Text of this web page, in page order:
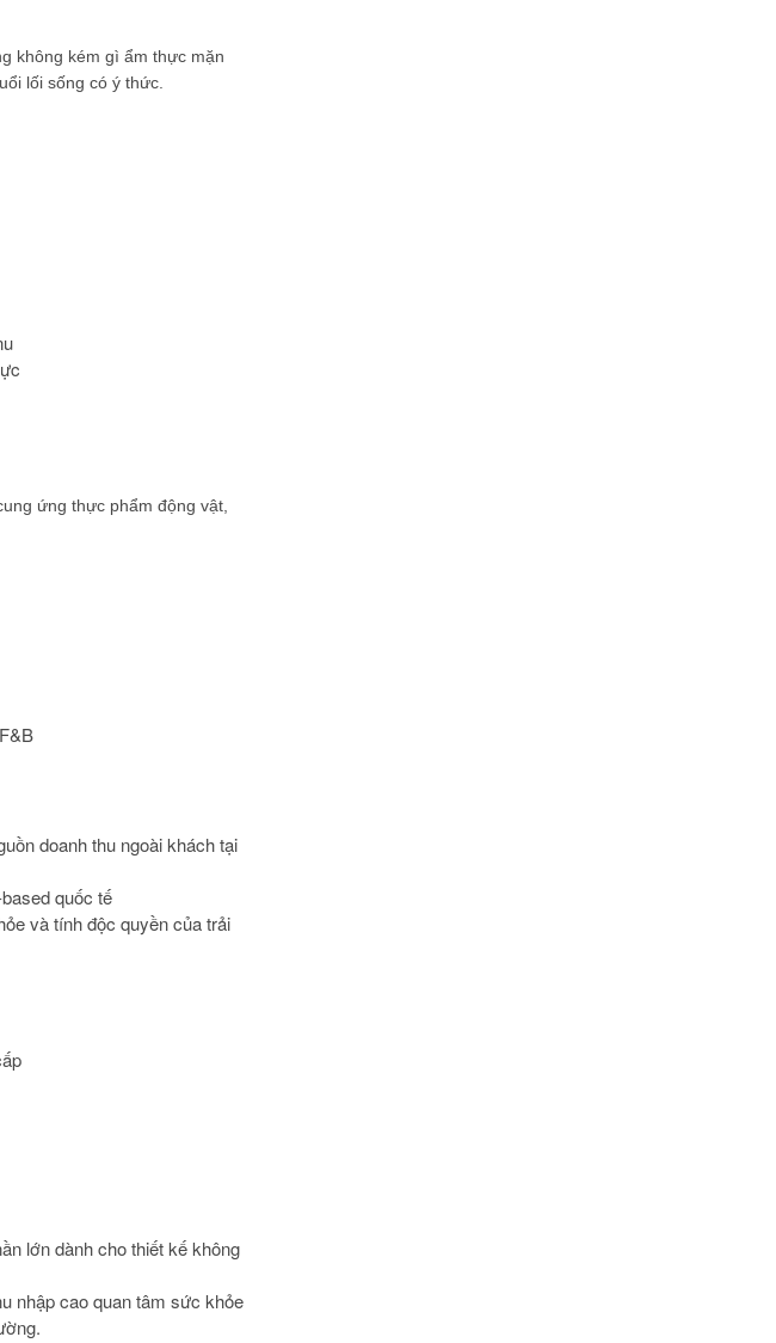
không kém gì ẩm thực mặn
lối sống có ý thức.
ứng thực phẩm động vật,
doanh thu ngoài khách tại
quốc tế
và tính độc quyền của trải
lớn dành cho thiết kế không
nhập cao quan tâm sức khỏe